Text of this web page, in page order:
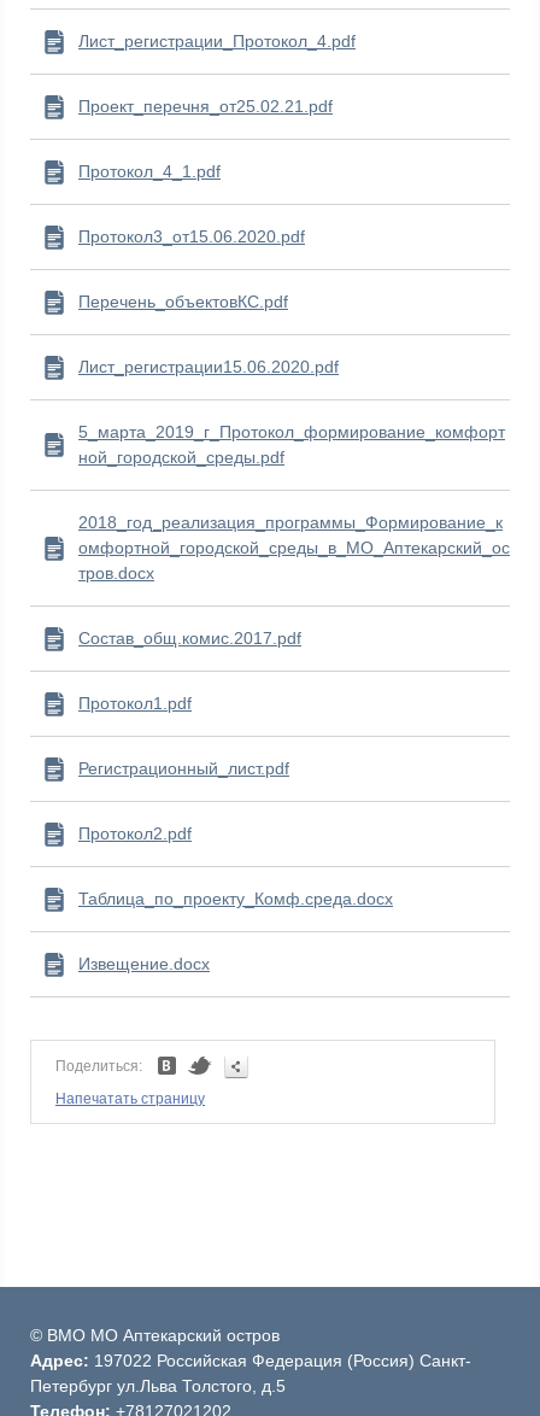
Лист_регистрации_Протокол_4.pdf
Проект_перечня_от25.02.21.pdf
Протокол_4_1.pdf
Протокол3_от15.06.2020.pdf
Перечень_объектовКС.pdf
Лист_регистрации15.06.2020.pdf
5_марта_2019_г_Протокол_формирование_комфорт
ной_городской_среды.pdf
2018_год_реализация_программы_Формирование_к
омфортной_городской_среды_в_МО_Аптекарский_ос
тров.docx
Состав_общ.комис.2017.pdf
Протокол1.pdf
Регистрационный_лист.pdf
Протокол2.pdf
Таблица_по_проекту_Комф.среда.docx
Извещение.docx
Поделиться:
Напечатать страницу
© ВМО МО Аптекарский остров
Адрес: 197022 Российская Федерация (Россия) Санкт-
Петербург ул.Льва Толстого, д.5
Телефон: +78127021202